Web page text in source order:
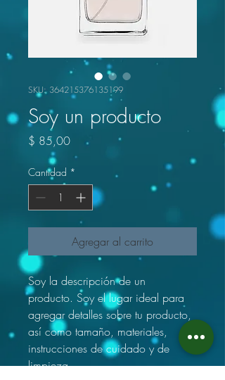
SKU: 364215376135199
Soy un producto
$ 85,00Precio
Cantidad *
Agregar al carrito
Soy la descripción de un
producto. Soy el lugar ideal para
agregar detalles sobre tu producto,
así como tamaño, materiales,
instrucciones de cuidado y de
limpieza.